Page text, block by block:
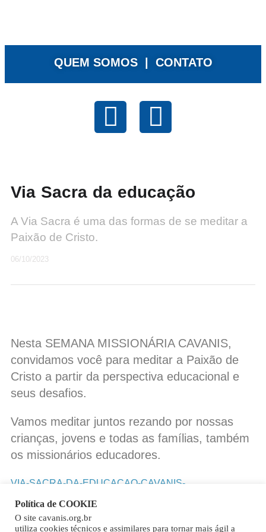
QUEM SOMOS | CONTATO
Via Sacra da educação
A Via Sacra é uma das formas de se meditar a
Paixão de Cristo.
06/10/2023
Nesta SEMANA MISSIONÁRIA CAVANIS,
convidamos você para meditar a Paixão de
Cristo a partir da perspectiva educacional e
seus desafios.
Vamos meditar juntos rezando por nossas
crianças, jovens e todas as famílias, também
os missionários educadores.
VIA-SACRA-DA-EDUCACAO-CAVANIS-
PORTUGUES
Baixar
Copy
Política de COOKIE
O site cavanis.org.br
utiliza cookies técnicos e assimilares para tornar mais ágil a